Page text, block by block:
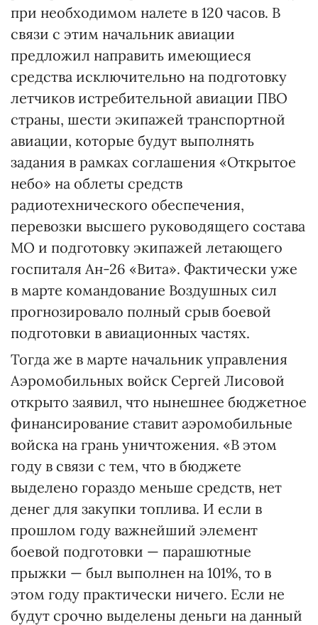
при необходимом налете в 120 часов. В
связи с этим начальник авиации
предложил направить имеющиеся
средства исключительно на подготовку
летчиков истребительной авиации ПВО
страны, шести экипажей транспортной
авиации, которые будут выполнять
задания в рамках соглашения «Открытое
небо» на облеты средств
радиотехнического обеспечения,
перевозки высшего руководящего состава
МО и подготовку экипажей летающего
госпиталя Ан-26 «Вита». Фактически уже
в марте командование Воздушных сил
прогнозировало полный срыв боевой
подготовки в авиационных частях.
Тогда же в марте начальник управления
Аэромобильных войск Сергей Лисовой
открыто заявил, что нынешнее бюджетное
финансирование ставит аэромобильные
войска на грань уничтожения. «В этом
году в связи с тем, что в бюджете
выделено гораздо меньше средств, нет
денег для закупки топлива. И если в
прошлом году важнейший элемент
боевой подготовки — парашютные
прыжки — был выполнен на 101%, то в
этом году практически ничего. Если не
будут срочно выделены деньги на данный